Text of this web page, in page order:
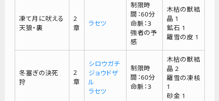
凍て月に吠える
天狼・裏
2
章
ラセツ
制限時
間：60分
命脈：3
強者の予
感
木枯の獣結
晶 1
鉱石 1
羅雪の皮 1
冬塞ぎの決死
狩
2
章
シロウガチ
ジョウドザ
ル
ラセツ
制限時
間：60分
命脈：3
木枯の獣結
晶 2
羅雪の凍核
1
砂金 1